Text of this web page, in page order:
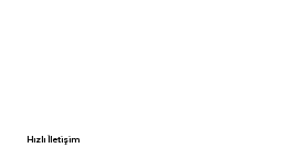
Hızlı İletişim